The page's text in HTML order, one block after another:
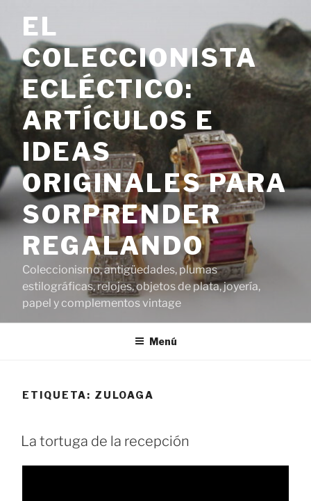
contenido
EL
COLECCIONISTA
ECLÉCTICO:
ARTÍCULOS E
IDEAS
ORIGINALES PARA
SORPRENDER
REGALANDO
Coleccionismo, antigüedades, plumas
estilográficas, relojes, objetos de plata, joyería,
papel y complementos vintage
Menú
ETIQUETA: ZULOAGA
La tortuga de la recepción